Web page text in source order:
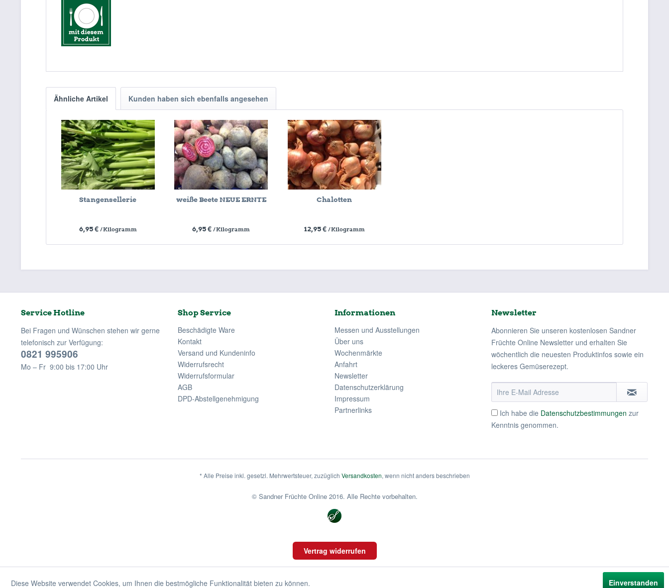
Ähnliche Artikel Kunden haben sich ebenfalls angesehen
Stangensellerie
6,95 € / Kilogramm
weiße Beete NEUE ERNTE
6,95 €/ Kilogramm
Chalotten
12,95 € / Kilogramm
Service Hotline
Bei Fragen und Wünschen stehen wir gerne
telefonisch zur Verfügung:
0821 995906
Mo – Fr 9:00 bis 17:00 Uhr
Shop Service
Beschädigte Ware
Kontakt
Versand und Kundeninfo
Widerrufsrecht
Widerrufsformular
AGB
DPD-Abstellgenehmigung
Informationen
Messen und Ausstellungen
Über uns
Wochenmärkte
Anfahrt
Newsletter
Datenschutzerklärung
Impressum
Partnerlinks
Newsletter
Abonnieren Sie unseren kostenlosen Sandner
Früchte Online Newsletter und erhalten Sie
wöchentlich die neuesten Produktinfos sowie ein
leckeres Gemüserezept.
Ich habe die Datenschutzbestimmungen zur
Kenntnis genommen.
* Alle Preise inkl. gesetzl. Mehrwertsteuer, zuzüglich Versandkosten, wenn nicht anders beschrieben
© Sandner Früchte Online 2016. Alle Rechte vorbehalten.
Vertrag widerrufen
Diese Website verwendet Cookies, um Ihnen die bestmögliche Funktionalität bieten zu können. Einverstanden